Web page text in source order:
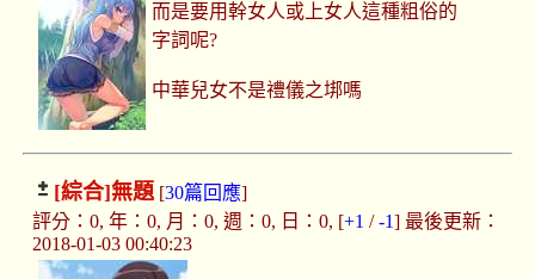
而是要用幹女人或上女人這種粗俗的
字詞呢?
中華兒女不是禮儀之垹嗎
[綜合]無題[30篇回應]
評分：0, 年：0, 月：0, 週：0, 日：0, [+1 /-1] 最後更新：
2018-01-03 00:40:23